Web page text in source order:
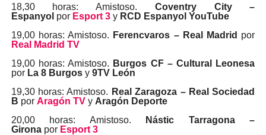
18,30 horas: Amistoso. Coventry City –
Espanyol por Esport 3y RCD Espanyol YouTube
19,00 horas: Amistoso. Ferencvaros – Real Madrid por
Real Madrid TV
19,00 horas: Amistoso. Burgos CF – Cultural Leonesa
por La 8 Burgosy 9TV León
19,30 horas: Amistoso. Real Zaragoza – Real Sociedad
B por Aragón TVy Aragón Deporte
20,00 horas: Amistoso.
Nástic Tarragona –
Girona por Esport 3